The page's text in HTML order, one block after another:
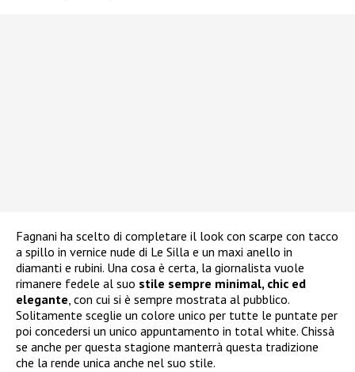
Fagnani ha scelto di completare il look con scarpe con tacco
a spillo in vernice nude di Le Silla e un maxi anello in
diamanti e rubini. Una cosa è certa, la giornalista vuole
rimanere fedele al suo stile sempre minimal, chic ed
elegante, con cui si è sempre mostrata al pubblico.
Solitamente sceglie un colore unico per tutte le puntate per
poi concedersi un unico appuntamento in total white. Chissà
se anche per questa stagione manterrà questa tradizione
che la rende unica anche nel suo stile.